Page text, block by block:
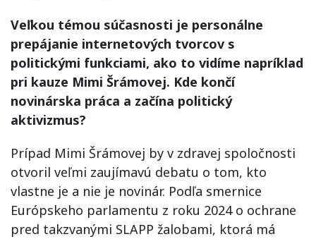
Veľkou témou súčasnosti je personálne
prepájanie internetových tvorcov s
politickými funkciami, ako to vidíme napríklad
pri kauze Mimi Šrámovej. Kde končí
novinárska práca a začína politický
aktivizmus?
Prípad Mimi Šrámovej by v zdravej spoločnosti
otvoril veľmi zaujímavú debatu o tom, kto
vlastne je a nie je novinár. Podľa smernice
Európskeho parlamentu z roku 2024 o ochrane
pred takzvanými SLAPP žalobami, ktorá má